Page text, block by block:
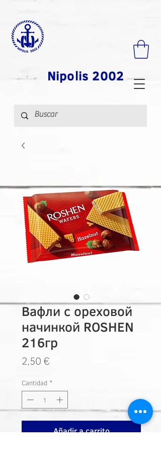
Nipolis 2002
Вафли с ореховой
начинкой ROSHEN
216гр
2,50 €
Cantidad *
Añadir a carrito